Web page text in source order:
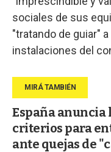
sociales de sus
"tratando de guiar"
instalaciones del
España
criterios para
ante quejas de